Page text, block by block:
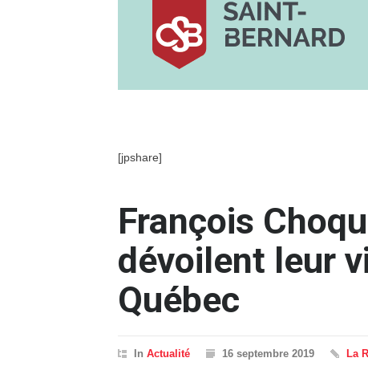
[jpshare]
François
dévoilent leur
Québec
In Actualité 16 septembre 2019 La